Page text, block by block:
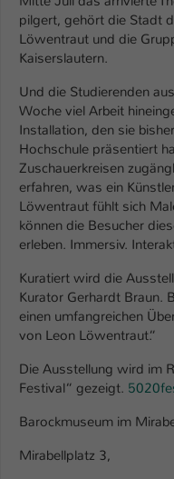
pilgert, gehört die Stadt
Löwentraut und die
Kaiserslautern.
Und die Studierenden
Woche viel Arbeit
Installation, den sie
Hochschule präsentiert
Zuschauerkreisen
erfahren, was ein
Löwentraut fühlt sich
können die Besucher
erleben. Immersiv.
Kuratiert wird die
Kurator Gerhardt Braun.
einen umfangreichen
von Leon Löwentraut.“
Die Ausstellung wird im
Festival“ gezeigt.
Barockmuseum im
Mirabellplatz 3,
Zweck
Name
Anbieter TYPO3
Laufzeit 1
Zweck
Cookie
eines
kann
Zugang
gewährt.